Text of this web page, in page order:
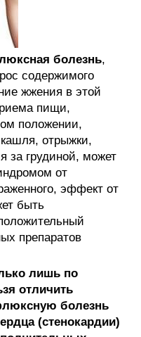
болезнь,
содержимого
жжения в этой
пищи,
положении,
отрыжки,
за грудиной, может
от
эффект от
быть
препаратов
лишь по
отличить
болезнь
(стенокардии)